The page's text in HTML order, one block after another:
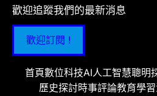
歡迎追蹤我們的最新消息
歡迎訂閱 !
首頁數位科技AI人工智慧聰明
歷史探討時事評論教育學習